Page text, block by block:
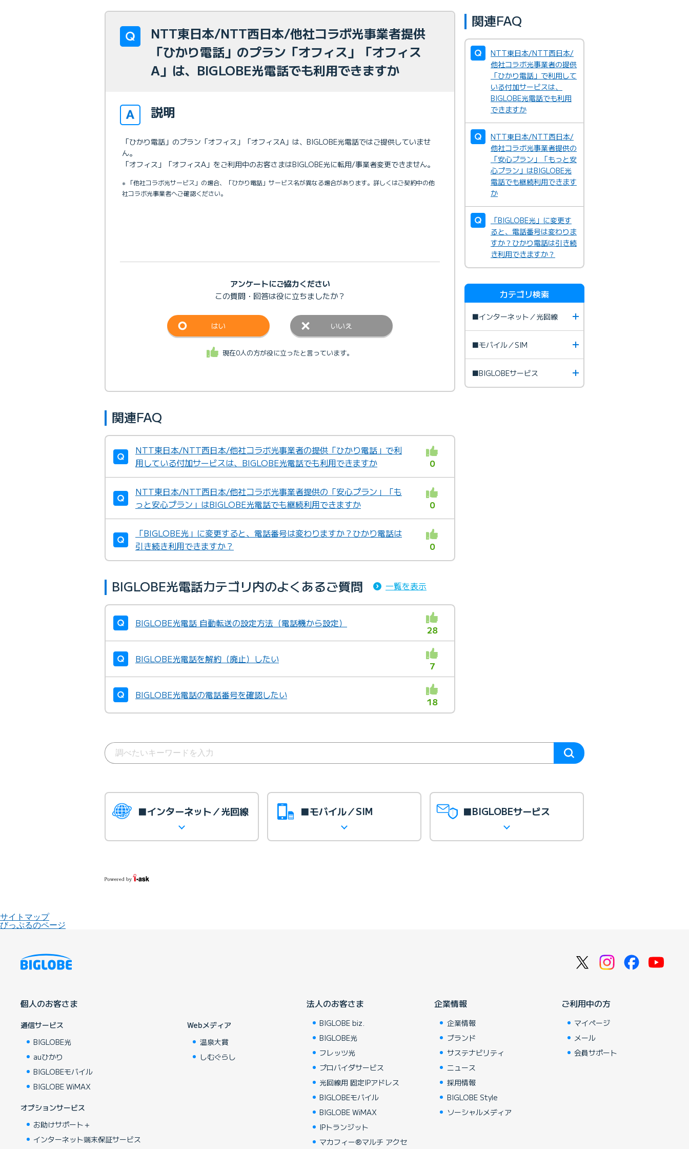
NTT東日本/NTT西日本/他社コラボ光事業者提供
「ひかり電話」のプラン「オフィス」「オフィス
A」は、BIGLOBE光電話でも利用できますか
説明
「ひかり電話」のプラン「オフィス」「オフィスA」は、BIGLOBE光電話ではご提供していませ
ん。
「オフィス」「オフィスA」をご利用中のお客さまはBIGLOBE光に転用/事業者変更できません。
※ 「他社コラボ光サービス」の場合、「ひかり電話」サービス名が異なる場合があります。詳しくはご契約中の他
社コラボ光事業者へご確認ください。
アンケートにご協力ください
この質問・回答は役に立ちましたか？
はい いいえ
現在0人の方が役に立ったと言っています。
関連FAQ
NTT東日本/NTT西日本/他社コラボ光事業者の提供「ひかり電話」で利
用している付加サービスは、BIGLOBE光電話でも利用できますか
0
NTT東日本/NTT西日本/他社コラボ光事業者提供の「安心プラン」「も
っと安心プラン」はBIGLOBE光電話でも継続利用できますか
0
「BIGLOBE光」に変更すると、電話番号は変わりますか？ひかり電話は
引き続き利用できますか？
0
BIGLOBE光電話カテゴリ内のよくあるご質問 一覧を表示
BIGLOBE光電話 自動転送の設定方法（電話機から設定）
28
BIGLOBE光電話を解約（廃止）したい
7
BIGLOBE光電話の電話番号を確認したい
18
関連FAQ
NTT東日本/NTT西日本/
他社コラボ光事業者の提供
「ひかり電話」で利用して
いる付加サービスは、
BIGLOBE光電話でも利用
できますか
NTT東日本/NTT西日本/
他社コラボ光事業者提供の
「安心プラン」「もっと安
心プラン」はBIGLOBE光
電話でも継続利用できます
か
「BIGLOBE光」に変更す
ると、電話番号は変わりま
すか？ひかり電話は引き続
き利用できますか？
カテゴリ検索
■インターネット／光回線
■モバイル／SIM
■BIGLOBEサービス
■インターネット／光回線 ■モバイル／SIM ■BIGLOBEサービス
サイトマップ
びっぷるのページ
個人のお客さま
通信サービス
BIGLOBE光
auひかり
BIGLOBEモバイル
BIGLOBE WiMAX
オプションサービス
お助けサポート＋
インターネット端末保証サービス
Webメディア
温泉大賞
しむぐらし
法人のお客さま
BIGLOBE biz.
BIGLOBE光
フレッツ光
プロバイダサービス
光回線用 固定IPアドレス
BIGLOBEモバイル
BIGLOBE WiMAX
IPトランジット
マカフィー®マルチ アクセ
企業情報
企業情報
ブランド
サステナビリティ
ニュース
採用情報
BIGLOBE Style
ソーシャルメディア
ご利用中の方
マイページ
メール
会員サポート